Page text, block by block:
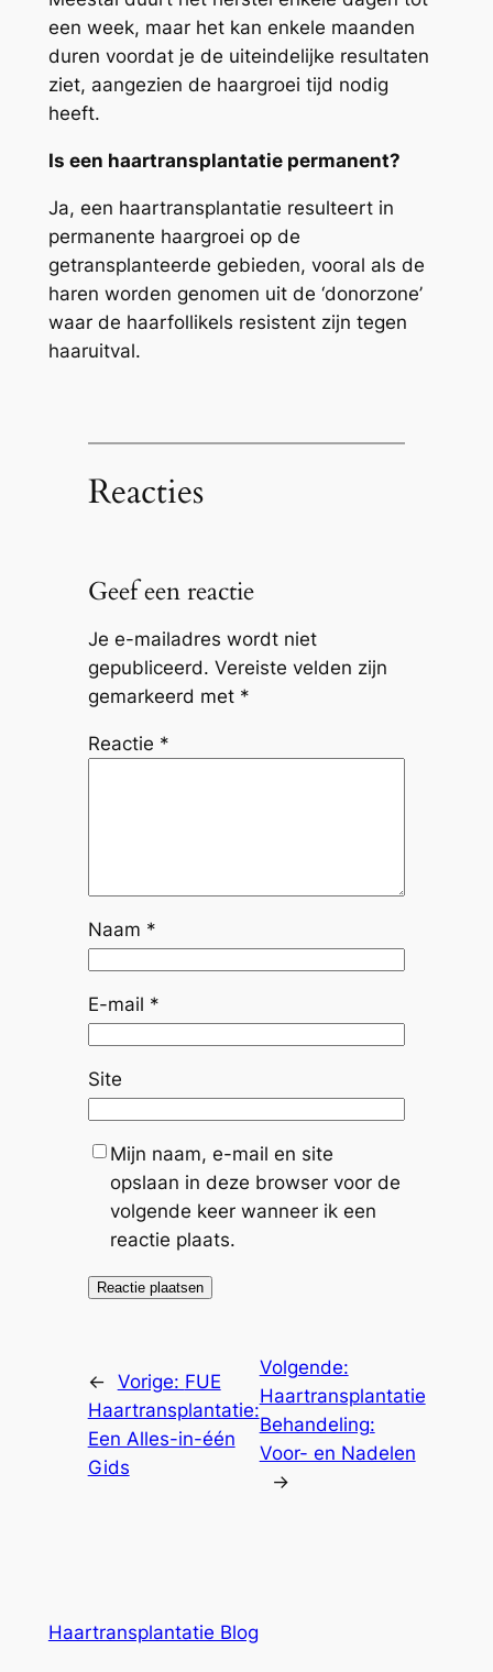
een week, maar het kan enkele maanden
duren voordat je de uiteindelijke resultaten
ziet, aangezien de haargroei tijd nodig
heeft.
Is een haartransplantatie permanent?
Ja, een haartransplantatie resulteert in
permanente haargroei op de
getransplanteerde gebieden, vooral als de
haren worden genomen uit de ‘donorzone’
waar de haarfollikels resistent zijn tegen
haaruitval.
Reacties
Geef een reactie
Je e-mailadres wordt niet
gepubliceerd. Vereiste velden zijn
gemarkeerd met *
Reactie *
Naam *
E-mail *
Site
Mijn naam, e-mail en site
opslaan in deze browser voor de
volgende keer wanneer ik een
reactie plaats.
← Vorige: FUE
Haartransplantatie:
Een Alles-in-één
Gids
Volgende:
Haartransplantatie
Behandeling:
Voor- en Nadelen
→
Haartransplantatie Blog